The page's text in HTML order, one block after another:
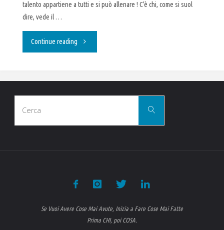
talento appartiene a tutti e si può allenare ! C’è chi, come si suol
dire, vede il …
Continue reading "Passa
Cerca
Se Vuoi Avere Cose Mai Avute, Inizia a Fare Cose Mai Fatte
Prima CHI, poi COSA.